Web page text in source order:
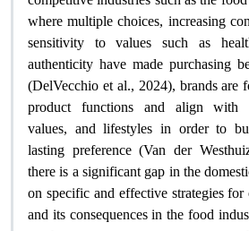
where multiple choices, increasing
sensitivity to values ​​such as
authenticity have made purchasing
(DelVecchio et al., 2024), brands are
product functions and align with
values, and lifestyles in order to
lasting preference (Van der
there is a significant gap in the
on specific and effective strategies
and its consequences in the food